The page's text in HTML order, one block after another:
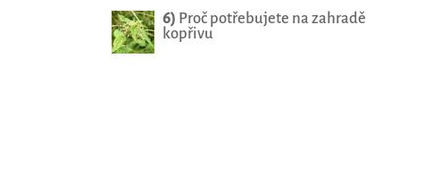
6) Proč potřebujete na zahradě
kopřivu